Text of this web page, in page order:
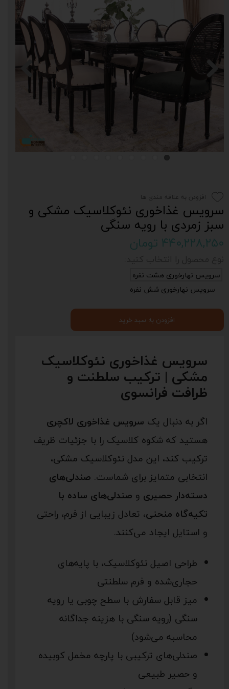
سرویس غذاخوری نئوکلاسیک مشکی و
سبز زمردی با رویه سنگی
۴۴۰,۲۲۸,۲۵۰ تومان
سرویس غذاخوری نئوکلاسیک
مشکی | ترکیب سلطنت و
ظرافت فرانسوی
اگر به دنبال یک سرویس غذاخوری لاکچری
هستید که شکوه کلاسیک را با جزئیات ظریف
ترکیب کند، این مدل نئوکلاسیک مشکی،
انتخابی متمایز برای شماست. صندلی‌های
دسته‌دار حصیری و صندلی‌های ساده با
تکیه‌گاه منحنی، تعادل زیبایی از فرم، راحتی
و استایل ایجاد می‌کنند.
طراحی اصیل نئوکلاسیک، با پایه‌های
حجاری‌شده و فرم سلطنتی
میز قابل سفارش با سطح چوبی یا رویه
سنگی (رویه سنگی با هزینه جداگانه
محاسبه می‌شود)
صندلی‌های ترکیبی با پارچه مخمل کوبیده
و حصیر طبیعی
سرویس نهارخوری هشت نفره
سرویس نهارخوری شش نفره
افزودن به سبد خرید
افزودن به علاقه مندی ها